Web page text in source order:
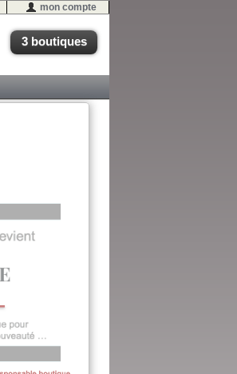
mon compte
3 boutiques